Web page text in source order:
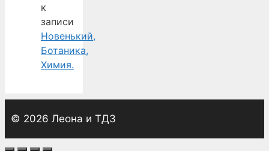
к
записи
Новенький,
Ботаника,
Химия.
© 2026 Леона и ТДЗ